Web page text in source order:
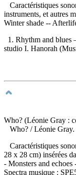
Caractéristiques
instruments, et autres
Winter shade --
1. Rhythm and
studio I. Hanorah
Who? (Léonie Gray :
Who? / Léonie
Caractéristiques
28 x 28 cm) insérées
- Monsters and
Spectra musique :